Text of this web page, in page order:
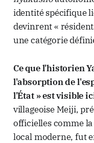
identité spécifique
devinrent «
une catégorie
Ce que l'historien
l'absorption de
l'État » est visible
villageoise Meiji,
officielles comme
local moderne, fut